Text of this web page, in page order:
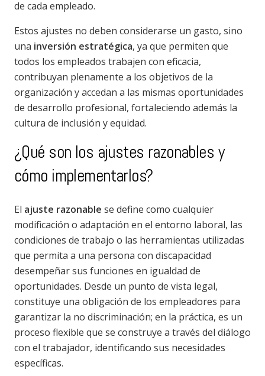
de cada empleado.
Estos ajustes no deben considerarse un gasto, sino
una inversión estratégica, ya que permiten que
todos los empleados trabajen con eficacia,
contribuyan plenamente a los objetivos de la
organización y accedan a las mismas oportunidades
de desarrollo profesional, fortaleciendo además la
cultura de inclusión y equidad.
¿Qué son los ajustes razonables y
cómo implementarlos?
El ajuste razonable se define como cualquier
modificación o adaptación en el entorno laboral, las
condiciones de trabajo o las herramientas utilizadas
que permita a una persona con discapacidad
desempeñar sus funciones en igualdad de
oportunidades. Desde un punto de vista legal,
constituye una obligación de los empleadores para
garantizar la no discriminación; en la práctica, es un
proceso flexible que se construye a través del diálogo
con el trabajador, identificando sus necesidades
específicas.